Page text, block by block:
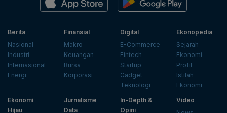
Berita
Nasional
Industri
Internasional
Energi
Finansial
Makro
Keuangan
Bursa
Korporasi
Digital
E-Commerce
Fintech
Startup
Gadget
Teknologi
Ekonopedia
Sejarah
Ekonomi
Profil
Istilah
Ekonomi
Ekonomi
Hijau
Jurnalisme
Data
In-Depth &
Opini
Video